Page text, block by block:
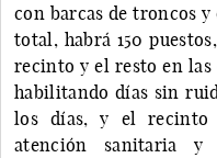
con barcas de troncos
total, habrá 150
recinto y el resto en las
habilitando días sin
los días, y el recinto
atención sanitaria y